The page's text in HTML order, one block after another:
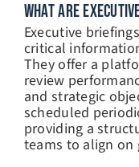
WHAT ARE
Executive
critical
They offer a
review
and strategic
scheduled
providing a
teams to align on